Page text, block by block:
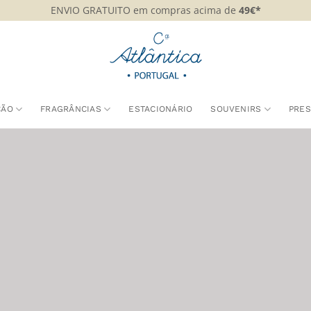
ENVIO GRATUITO em compras acima de 49€*
FRAGRÂNCIAS ESTACIONÁRIO SOUVENIRS